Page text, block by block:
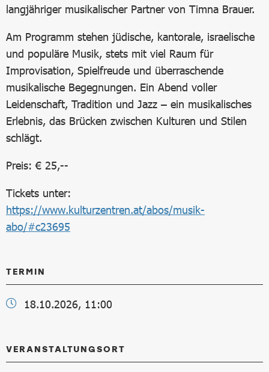
langjähriger musikalischer Partner von Timna Brauer.
Am Programm stehen jüdische, kantorale, israelische
und populäre Musik, stets mit viel Raum für
Improvisation, Spielfreude und überraschende
musikalische Begegnungen. Ein Abend voller
Leidenschaft, Tradition und Jazz – ein musikalisches
Erlebnis, das Brücken zwischen Kulturen und Stilen
schlägt.
Preis: € 25,--
Tickets unter:
https://www.kulturzentren.at/abos/musik-
abo/#c23695
TERMIN
18.10.2026, 11:00
VERANSTALTUNGSORT